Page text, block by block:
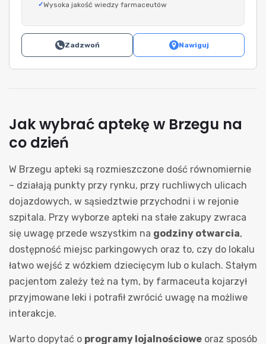
Wysoka jakość wiedzy farmaceutów
Zadzwoń Nawiguj
Jak wybrać aptekę w Brzegu na
co dzień
W Brzegu apteki są rozmieszczone dość równomiernie
– działają punkty przy rynku, przy ruchliwych ulicach
dojazdowych, w sąsiedztwie przychodni i w rejonie
szpitala. Przy wyborze apteki na stałe zakupy zwraca
się uwagę przede wszystkim na godziny otwarcia,
dostępność miejsc parkingowych oraz to, czy do lokalu
łatwo wejść z wózkiem dziecięcym lub o kulach. Stałym
pacjentom zależy też na tym, by farmaceuta kojarzył
przyjmowane leki i potrafił zwrócić uwagę na możliwe
interakcje.
Warto dopytać o programy lojalnościowe oraz sposób